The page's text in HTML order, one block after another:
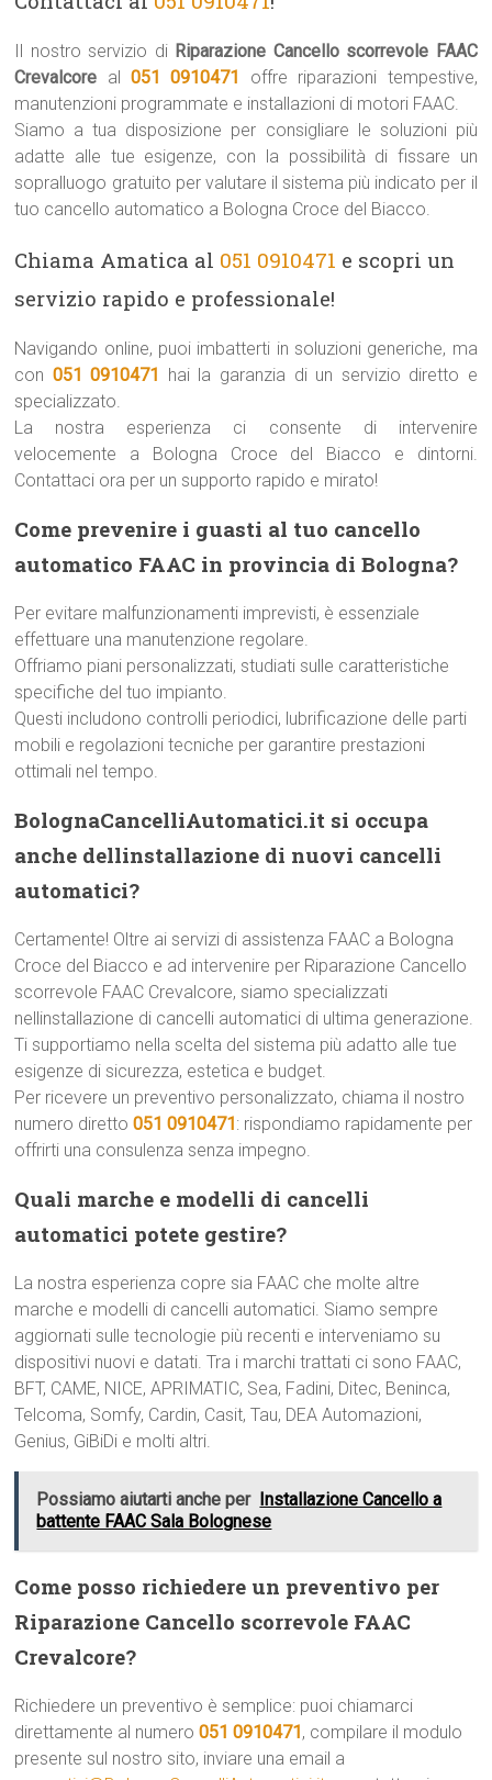
Il nostro servizio di Riparazione Cancello scorrevole FAAC
Crevalcore al051 0910471
offre riparazioni tempestive,
manutenzioni programmate e installazioni di motori FAAC.
Siamo a tua disposizione per consigliare le soluzioni più
adatte alle tue esigenze, con la possibilità di fissare un
sopralluogo gratuito per valutare il sistema più indicato per il
tuo cancello automatico a Bologna Croce del Biacco.
Chiama Amatica al 051 0910471 e scopri un
servizio rapido e professionale!
Navigando online, puoi imbatterti in soluzioni generiche, ma
con 051 0910471 hai la garanzia di un servizio diretto e
specializzato.
La nostra esperienza ci consente di intervenire
velocemente a Bologna Croce del Biacco e dintorni.
Contattaci ora per un supporto rapido e mirato!
Come prevenire i guasti al tuo cancello
automatico FAAC in provincia di Bologna?
Per evitare malfunzionamenti imprevisti, è essenziale
effettuare una manutenzione regolare.
Offriamo piani personalizzati, studiati sulle caratteristiche
specifiche del tuo impianto.
Questi includono controlli periodici, lubrificazione delle parti
mobili e regolazioni tecniche per garantire prestazioni
ottimali nel tempo.
BolognaCancelliAutomatici.it si occupa
anche dellinstallazione di nuovi cancelli
automatici?
Certamente! Oltre ai servizi di assistenza FAAC a Bologna
Croce del Biacco e ad intervenire per Riparazione Cancello
scorrevole FAAC Crevalcore, siamo specializzati
nellinstallazione di cancelli automatici di ultima generazione.
Ti supportiamo nella scelta del sistema più adatto alle tue
esigenze di sicurezza, estetica e budget.
Per ricevere un preventivo personalizzato, chiama il nostro
numero diretto051 0910471: rispondiamo rapidamente per
offrirti una consulenza senza impegno.
Quali marche e modelli di cancelli
automatici potete gestire?
La nostra esperienza copre sia FAAC che molte altre
marche e modelli di cancelli automatici. Siamo sempre
aggiornati sulle tecnologie più recenti e interveniamo su
dispositivi nuovi e datati. Tra i marchi trattati ci sono FAAC,
BFT, CAME, NICE, APRIMATIC, Sea, Fadini, Ditec, Beninca,
Telcoma, Somfy, Cardin, Casit, Tau, DEA Automazioni,
Genius, GiBiDi e molti altri.
Possiamo aiutarti anche per Installazione Cancello a
battente FAAC Sala Bolognese
Come posso richiedere un preventivo per
Riparazione Cancello scorrevole FAAC
Crevalcore?
Richiedere un preventivo è semplice: puoi chiamarci
direttamente al numero051 0910471, compilare il modulo
presente sul nostro sito, inviare una email a